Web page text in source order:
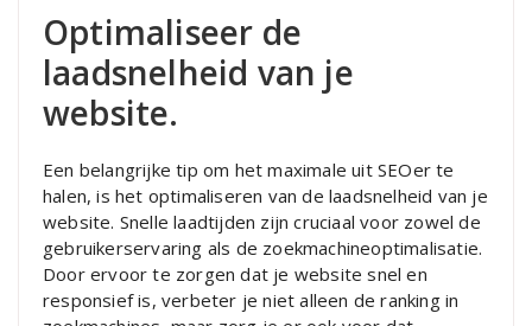
Optimaliseer de
laadsnelheid van je
website.
Een belangrijke tip om het maximale uit SEOer te
halen, is het optimaliseren van de laadsnelheid van je
website. Snelle laadtijden zijn cruciaal voor zowel de
gebruikerservaring als de zoekmachineoptimalisatie.
Door ervoor te zorgen dat je website snel en
responsief is, verbeter je niet alleen de ranking in